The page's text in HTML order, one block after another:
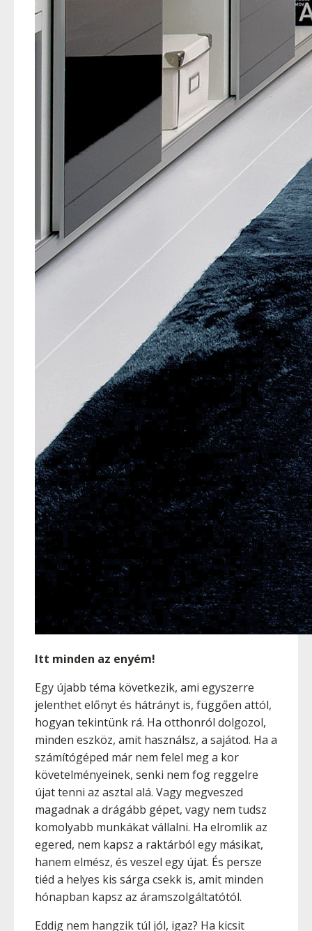
Itt minden az enyém!
Egy újabb téma következik, ami egyszerre
jelenthet előnyt és hátrányt is, függően attól,
hogyan tekintünk rá. Ha otthonról dolgozol,
minden eszköz, amit használsz, a sajátod. Ha a
számítógéped már nem felel meg a kor
követelményeinek, senki nem fog reggelre
újat tenni az asztal alá. Vagy megveszed
magadnak a drágább gépet, vagy nem tudsz
komolyabb munkákat vállalni. Ha elromlik az
egered, nem kapsz a raktárból egy másikat,
hanem elmész, és veszel egy újat. És persze
tiéd a helyes kis sárga csekk is, amit minden
hónapban kapsz az áramszolgáltatótól.
Eddig nem hangzik túl jól, igaz? Ha kicsit